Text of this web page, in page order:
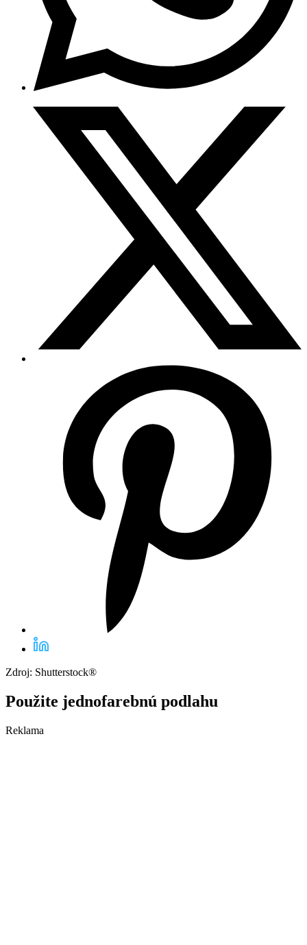
Zdroj: Shutterstock®
Použite jednofarebnú podlahu
Reklama